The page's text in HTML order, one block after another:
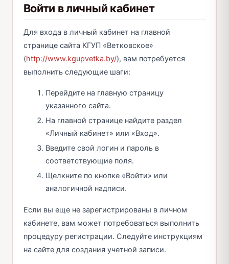
Войти в личный кабинет
Для входа в личный кабинет на главной
странице сайта КГУП «Ветковское»
(http://www.kgupvetka.by/), вам потребуется
выполнить следующие шаги:
Перейдите на главную страницу
указанного сайта.
На главной странице найдите раздел
«Личный кабинет» или «Вход».
Введите свой логин и пароль в
соответствующие поля.
Щелкните по кнопке «Войти» или
аналогичной надписи.
Если вы еще не зарегистрированы в личном
кабинете, вам может потребоваться выполнить
процедуру регистрации. Следуйте инструкциям
на сайте для создания учетной записи.